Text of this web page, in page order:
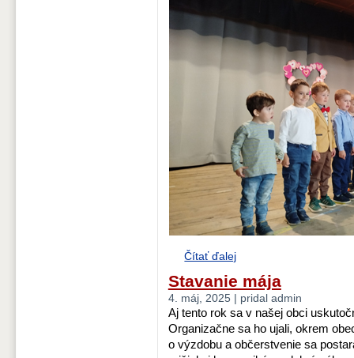
Čítať ďalej
Stavanie mája
4. máj, 2025 | pridal admin
Aj tento rok sa v našej obci
Organizačne sa ho ujali, okrem
o výzdobu a občerstvenie sa